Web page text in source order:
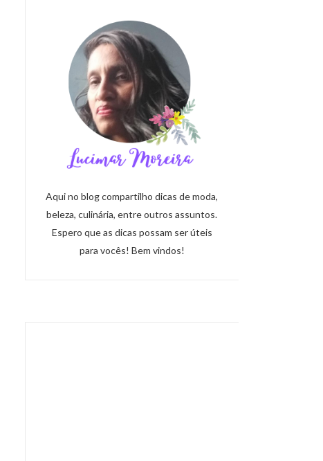
Aqui no blog compartilho dicas de moda,
beleza, culinária, entre outros assuntos.
Espero que as dicas possam ser úteis
para vocês! Bem vindos!